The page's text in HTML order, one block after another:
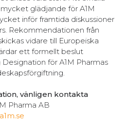
glädjande för A1M
inför framtida diskussioner
Rekommendationen från
vidare till Europeiska
ett formellt beslut
för A1M Pharmas
vänligen kontakta
Pharma AB